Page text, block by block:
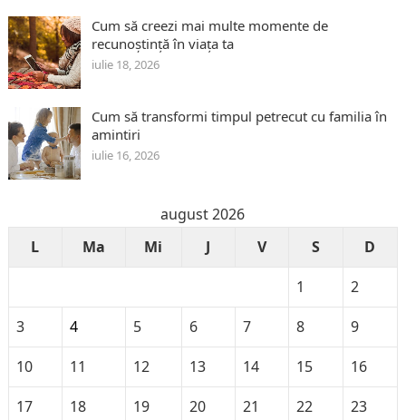
Cum să creezi mai multe momente de
recunoștință în viața ta
iulie 18, 2026
Cum să transformi timpul petrecut cu familia în
amintiri
iulie 16, 2026
august 2026
L
Ma Mi J V S
D
1
2
3
4 5 6 7 8
9
10
11 12 13 14 15
16
17
18 19 20 21 22
23